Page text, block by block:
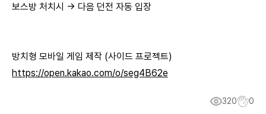
보스방 처치시 -> 다음 던전 자동 입장
방치형 모바일 게임 제작 (사이드 프로젝트)
https://open.kakao.com/o/seg4B62e
320 0